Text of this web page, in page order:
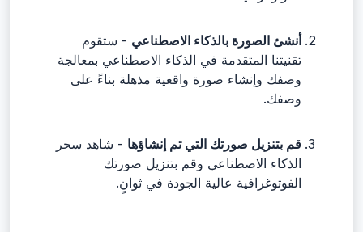
أنشئ الصورة بالذكاء الاصطناعي - ستقوم
تقنيتنا المتقدمة في الذكاء الاصطناعي بمعالجة
وصفك وإنشاء صورة واقعية مذهلة بناءً على
وصفك.
قم بتنزيل صورتك التي تم إنشاؤها - شاهد سحر
الذكاء الاصطناعي وقم بتنزيل صورتك
الفوتوغرافية عالية الجودة في ثوانٍ.